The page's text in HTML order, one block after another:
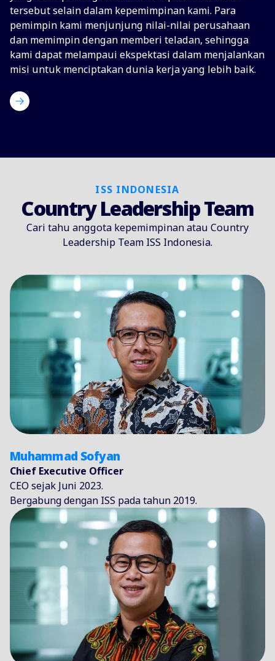
tersebut selain dalam kepemimpinan kami. Para
pemimpin kami menjunjung nilai-nilai perusahaan
dan memimpin dengan memberi teladan, sehingga
kami dapat melampaui ekspektasi dalam menjalankan
misi untuk menciptakan dunia kerja yang lebih baik.
ISS INDONESIA
Country Leadership Team
Cari tahu anggota kepemimpinan atau Country
Leadership Team ISS Indonesia.
Muhammad Sofyan
Chief Executive Officer
CEO sejak Juni 2023.
Bergabung dengan ISS pada tahun 2019.